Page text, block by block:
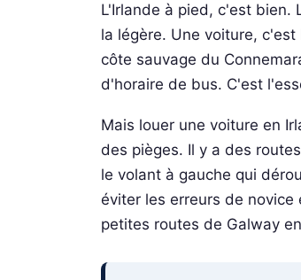
L'Irlande à pied, c'est bien.
la légère. Une voiture,
côte sauvage du
d'horaire de bus. C'est
Mais louer une voiture en
des pièges. Il y a des
le volant à gauche qui
éviter les erreurs de novice
petites routes de Galway